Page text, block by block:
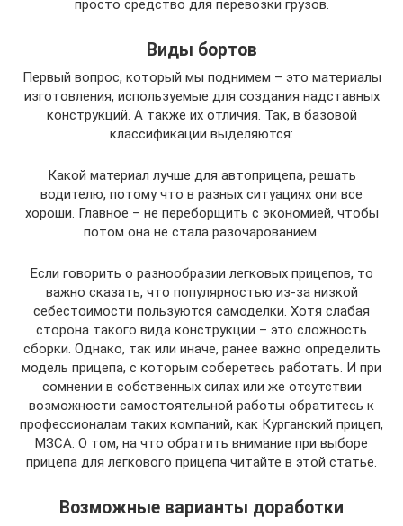
просто средство для перевозки грузов.
Виды бортов
Первый вопрос, который мы поднимем – это материалы
изготовления, используемые для создания надставных
конструкций. А также их отличия. Так, в базовой
классификации выделяются:
Какой материал лучше для автоприцепа, решать
водителю, потому что в разных ситуациях они все
хороши. Главное – не переборщить с экономией, чтобы
потом она не стала разочарованием.
Если говорить о разнообразии легковых прицепов, то
важно сказать, что популярностью из-за низкой
себестоимости пользуются самоделки. Хотя слабая
сторона такого вида конструкции – это сложность
сборки. Однако, так или иначе, ранее важно определить
модель прицепа, с которым соберетесь работать. И при
сомнении в собственных силах или же отсутствии
возможности самостоятельной работы обратитесь к
профессионалам таких компаний, как Курганский прицеп,
МЗСА. О том, на что обратить внимание при выборе
прицепа для легкового прицепа читайте в этой статье.
Возможные варианты доработки